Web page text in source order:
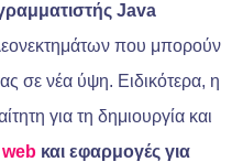
Java
που μπορούν
σε νέα ύψη. Ειδικότερα, η
για τη δημιουργία και
web και εφαρμογές για